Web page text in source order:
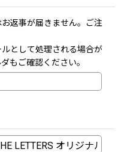
返事が届きません。ご注
として処理される場合が
もご確認ください。